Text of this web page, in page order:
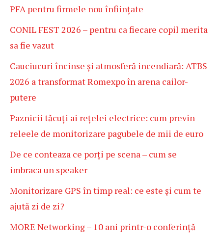
PFA pentru firmele nou înființate
CONIL FEST 2026 – pentru ca fiecare copil merita
sa fie vazut
Cauciucuri încinse și atmosferă incendiară: ATBS
2026 a transformat Romexpo în arena cailor-
putere
Paznicii tăcuți ai rețelei electrice: cum previn
releele de monitorizare pagubele de mii de euro
De ce conteaza ce porți pe scena – cum se
imbraca un speaker
Monitorizare GPS în timp real: ce este și cum te
ajută zi de zi?
MORE Networking – 10 ani printr-o conferință